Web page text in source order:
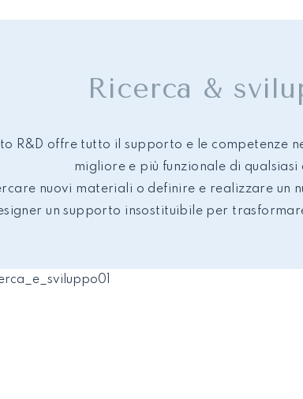
Ricerca &
R&D offre tutto il supporto e le competenze
migliore e più funzionale di
nuovi materiali o definire e realizzare un
un supporto insostituibile per